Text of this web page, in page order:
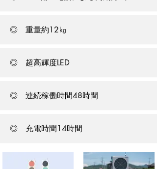
◎ 重量約12㎏
◎ 超高輝度LED
◎ 連続稼働時間48時間
◎ 充電時間14時間